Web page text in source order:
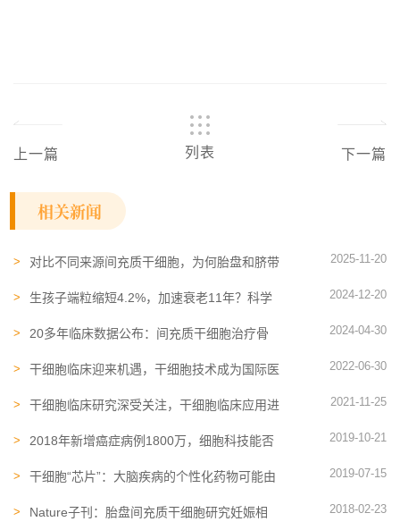
上一篇 列表 下一篇
相关新闻
对比不同来源间充质干细胞，为何胎盘和脐带
2025-11-20
生孩子端粒缩短4.2%，加速衰老11年？科学
2024-12-20
20多年临床数据公布：间充质干细胞治疗骨
2024-04-30
干细胞临床迎来机遇，干细胞技术成为国际医
2022-06-30
干细胞临床研究深受关注，干细胞临床应用进
2021-11-25
2018年新增癌症病例1800万，细胞科技能否
2019-10-21
干细胞“芯片”：大脑疾病的个性化药物可能由
2019-07-15
Nature子刊：胎盘间充质干细胞研究妊娠相
2018-02-23